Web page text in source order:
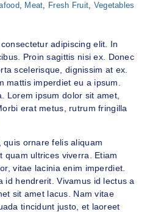
, Meat, Fresh Fruit, Vegetables
adipiscing elit. In
Proin sagittis nisi ex. Donec
scelerisque, dignissim at ex.
mattis imperdiet eu a ipsum.
Lorem ipsum dolor sit amet,
erat metus, rutrum fringilla
ornare felis aliquam
quam ultrices viverra. Etiam
vitae lacinia enim imperdiet.
id hendrerit. Vivamus id lectus a
sit amet lacus. Nam vitae
tincidunt justo, et laoreet